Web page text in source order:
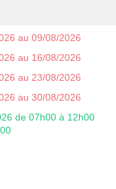
au 09/08/2026
au 16/08/2026
au 23/08/2026
au 30/08/2026
de 07h00 à 12h00